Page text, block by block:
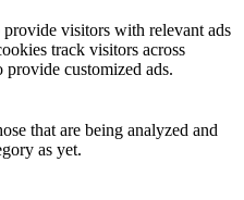
visitors with relevant ads
track visitors across
customized ads.
that are being analyzed and
as yet.